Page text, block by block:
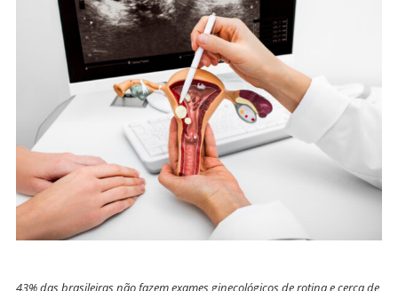
43% das brasileiras não fazem exames ginecológicos de rotina e cerca de